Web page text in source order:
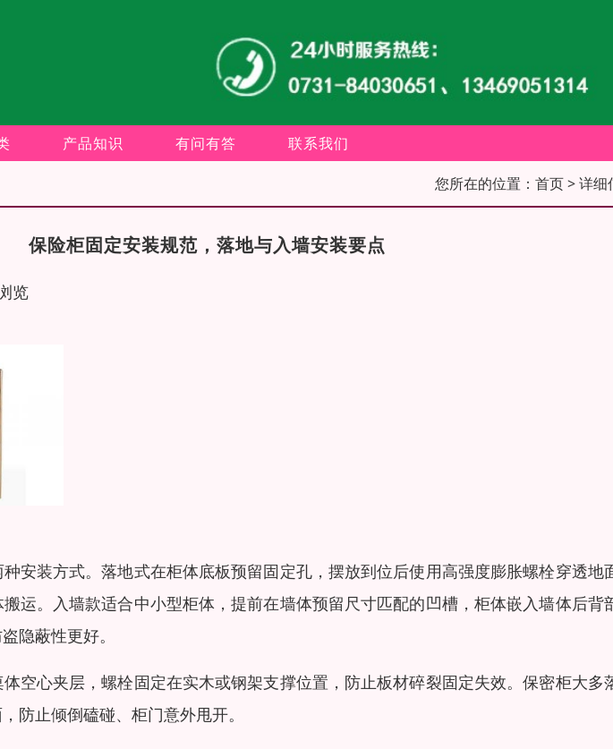
产品知识 有问有答 联系我们
您所在的位置： 首页> 详细
保险柜固定安装规范，落地与入墙安装要点
览
安装方式。落地式在柜体底板预留固定孔，摆放到位后使用高强度膨胀螺栓穿透地
运。入墙款适合中小型柜体，提前在墙体预留尺寸匹配的凹槽，柜体嵌入墙体后背
隐蔽性更好。
空心夹层，螺栓固定在实木或钢架支撑位置，防止板材碎裂固定失效。保密柜大多
防止倾倒磕碰、柜门意外甩开。